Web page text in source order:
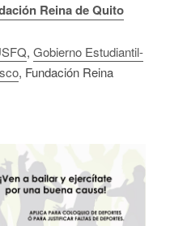
Reina deQuito
Q, Gobierno Estudiantil-
, Fundación Reina